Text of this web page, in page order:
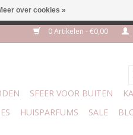
0 Artikelen - €0,00
SFEER VOOR BUITEN
HUISPARFUMS SALE
over cookies »
euro geen verzendkosten